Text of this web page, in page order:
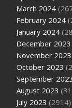
March 2024
February 2024
January 2024
December 2023
November 2023
October 2023
September 2023
August 2023
July 2023 (2914)